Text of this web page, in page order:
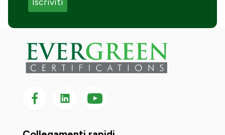
Seguici su Facebook
Seguici su LinkedIn
Seguici
su